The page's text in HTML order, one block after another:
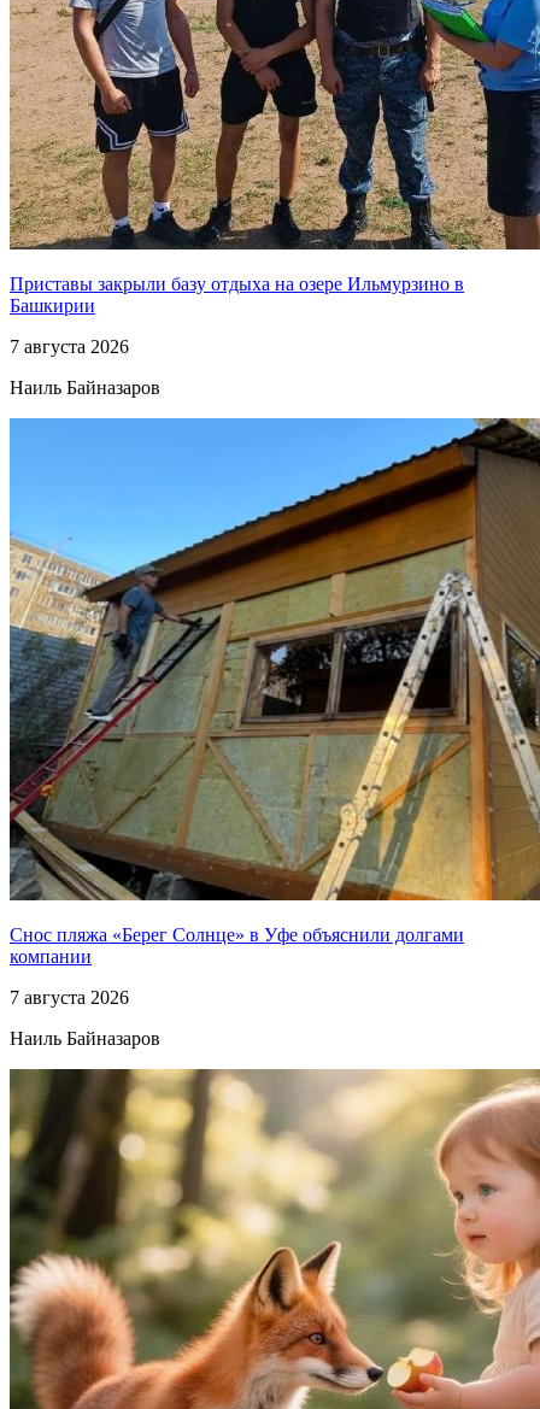
Приставы закрыли базу отдыха на озере Ильмурзино в
Башкирии
7 августа 2026
Наиль Байназаров
Снос пляжа «Берег Солнце» в Уфе объяснили долгами
компании
7 августа 2026
Наиль Байназаров